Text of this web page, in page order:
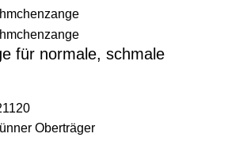
für normale, schmale
Oberträger